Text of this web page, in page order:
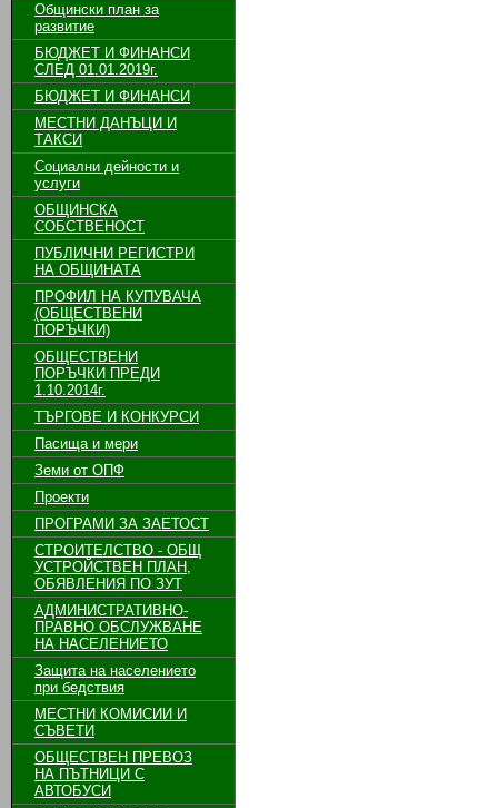
Общински план за
развитие
БЮДЖЕТ И ФИНАНСИ
СЛЕД 01.01.2019г.
БЮДЖЕТ И ФИНАНСИ
МЕСТНИ ДАНЪЦИ И
ТАКСИ
Социални дейности и
услуги
ОБЩИНСКА
СОБСТВЕНОСТ
ПУБЛИЧНИ РЕГИСТРИ
НА ОБЩИНАТА
ПРОФИЛ НА КУПУВАЧА
(ОБЩЕСТВЕНИ
ПОРЪЧКИ)
ОБЩЕСТВЕНИ
ПОРЪЧКИ ПРЕДИ
1.10.2014г.
ТЪРГОВЕ И КОНКУРСИ
Пасища и мери
Земи от ОПФ
Проекти
ПРОГРАМИ ЗА ЗАЕТОСТ
СТРОИТЕЛСТВО - ОБЩ
УСТРОЙСТВЕН ПЛАН,
ОБЯВЛЕНИЯ ПО ЗУТ
АДМИНИСТРАТИВНО-
ПРАВНО ОБСЛУЖВАНЕ
НА НАСЕЛЕНИЕТО
Защита на населението
при бедствия
МЕСТНИ КОМИСИИ И
СЪВЕТИ
ОБЩЕСТВЕН ПРЕВОЗ
НА ПЪТНИЦИ С
АВТОБУСИ